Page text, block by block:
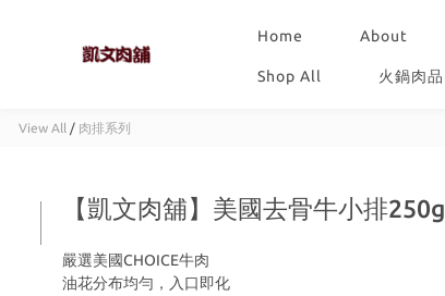
Home About
Shop All 火鍋肉品
View All / 肉排系列
【凱文肉舖】美國去骨牛小排250g
嚴選美國CHOICE牛肉
油花分布均勻，入口即化